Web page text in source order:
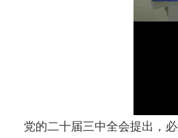
党的二十届三中全会提出，